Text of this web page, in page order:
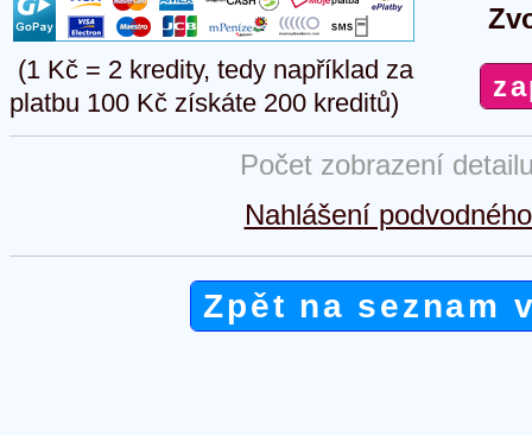
(1 Kč = 2 kredity, tedy například za
platbu 100 Kč získáte 200 kreditů)
Počet zobrazení
Nahlášení
Zpět na seznam